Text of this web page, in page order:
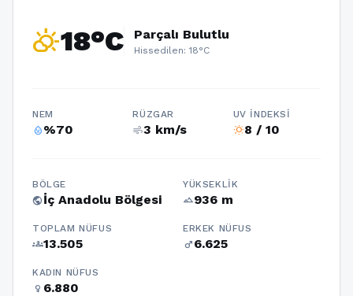
partly_cloudy_day18°C Parçalı Bulutlu
Hissedilen: 18°C
NEM
humidity_percentage%70
RÜZGAR
air3 km/s
UV İNDEKSI
wb_sunny8 / 10
BÖLGE
publicİç Anadolu Bölgesi
YÜKSEKLIK
terrain936 m
TOPLAM NÜFUS
groups13.505
ERKEK NÜFUS
male6.625
KADIN NÜFUS
female 6.880